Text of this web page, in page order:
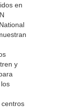
en
y